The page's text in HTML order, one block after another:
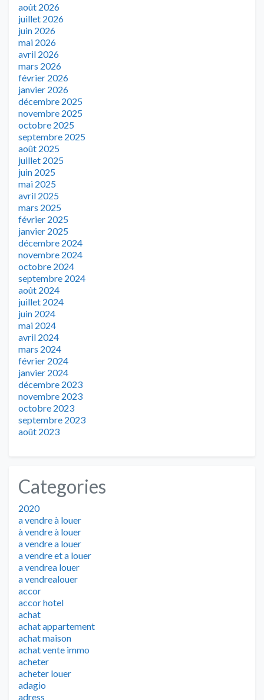
août 2026
juillet 2026
juin 2026
mai 2026
avril 2026
mars 2026
février 2026
janvier 2026
décembre 2025
novembre 2025
octobre 2025
septembre 2025
août 2025
juillet 2025
juin 2025
mai 2025
avril 2025
mars 2025
février 2025
janvier 2025
décembre 2024
novembre 2024
octobre 2024
septembre 2024
août 2024
juillet 2024
juin 2024
mai 2024
avril 2024
mars 2024
février 2024
janvier 2024
décembre 2023
novembre 2023
octobre 2023
septembre 2023
août 2023
Categories
2020
a vendre à louer
à vendre à louer
a vendre a louer
a vendre et a louer
a vendrea louer
a vendrealouer
accor
accor hotel
achat
achat appartement
achat maison
achat vente immo
acheter
acheter louer
adagio
adress